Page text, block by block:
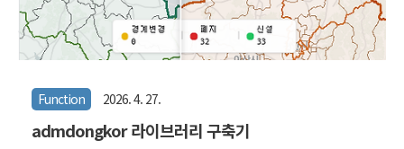
Function 2026. 4. 27.
admdongkor 라이브러리 구축기